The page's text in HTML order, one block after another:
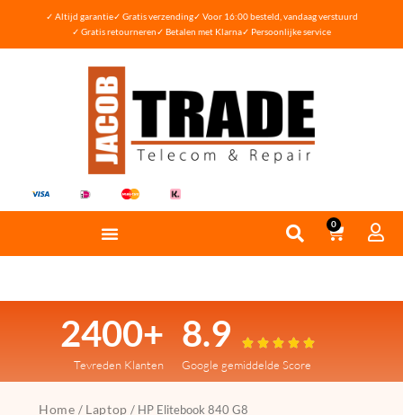
✓ Altijd garantie✓ Gratis verzending✓ Voor 16:00 besteld, vandaag verstuurd
✓ Gratis retourneren✓ Betalen met Klarna✓ Persoonlijke service
0
2400+
Tevreden Klanten
8.9     
Google gemiddelde Score
Home / Laptop / HP Elitebook 840 G8